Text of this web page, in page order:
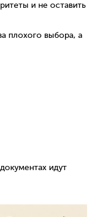
и не оставить
плохого выбора, а
идут